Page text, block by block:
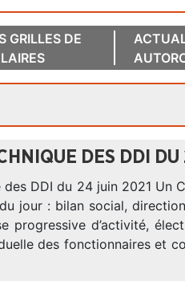
GRILLES DE
DES DDI
des DDI du 24 juin 2021 Un
jour : bilan social,
progressive d’activité,
des fonctionnaires et